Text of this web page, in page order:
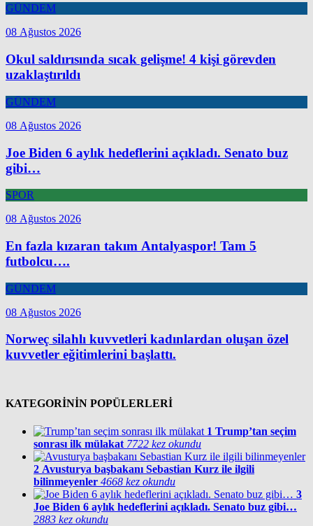
GÜNDEM
08 Ağustos 2026
Okul saldırısında sıcak gelişme! 4 kişi görevden
uzaklaştırıldı
GÜNDEM
08 Ağustos 2026
Joe Biden 6 aylık hedeflerini açıkladı. Senato buz
gibi…
SPOR
08 Ağustos 2026
En fazla kızaran takım Antalyaspor! Tam 5
futbolcu….
GÜNDEM
08 Ağustos 2026
Norweç silahlı kuvvetleri kadınlardan oluşan özel
kuvvetler eğitimlerini başlattı.
KATEGORİNİN POPÜLERLERİ
1 Trump’tan seçim
sonrası ilk mülakat 7722 kez okundu
2 Avusturya başbakanı Sebastian Kurz ile ilgili
bilinmeyenler 4668 kez okundu
3
Joe Biden 6 aylık hedeflerini açıkladı. Senato buz gibi…
2883 kez okundu